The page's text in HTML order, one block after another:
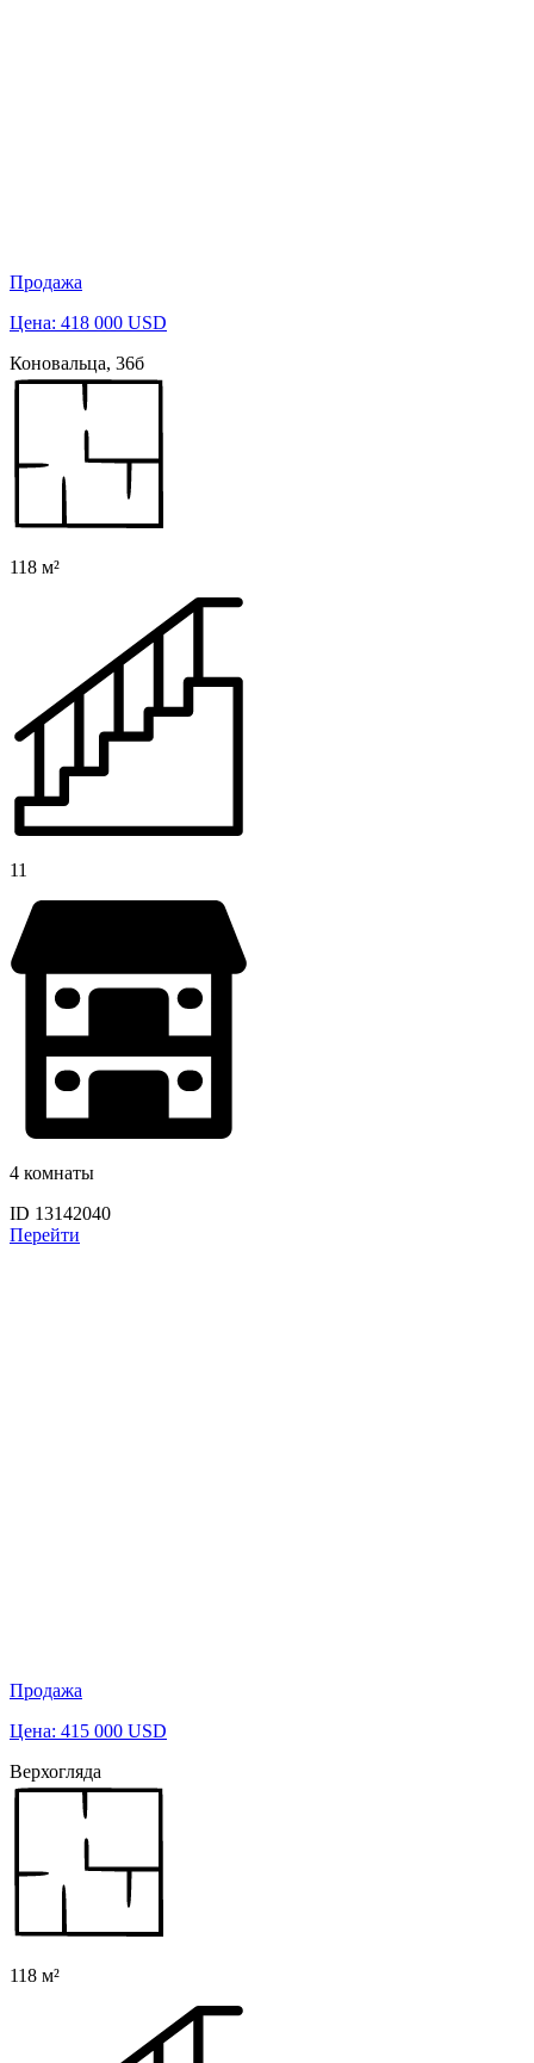
Продажа
Цена: 418 000 USD
Коновальца, 36б
118 м²
11
4 комнаты
ID 13142040
Перейти
Продажа
Цена: 415 000 USD
Верхогляда
118 м²